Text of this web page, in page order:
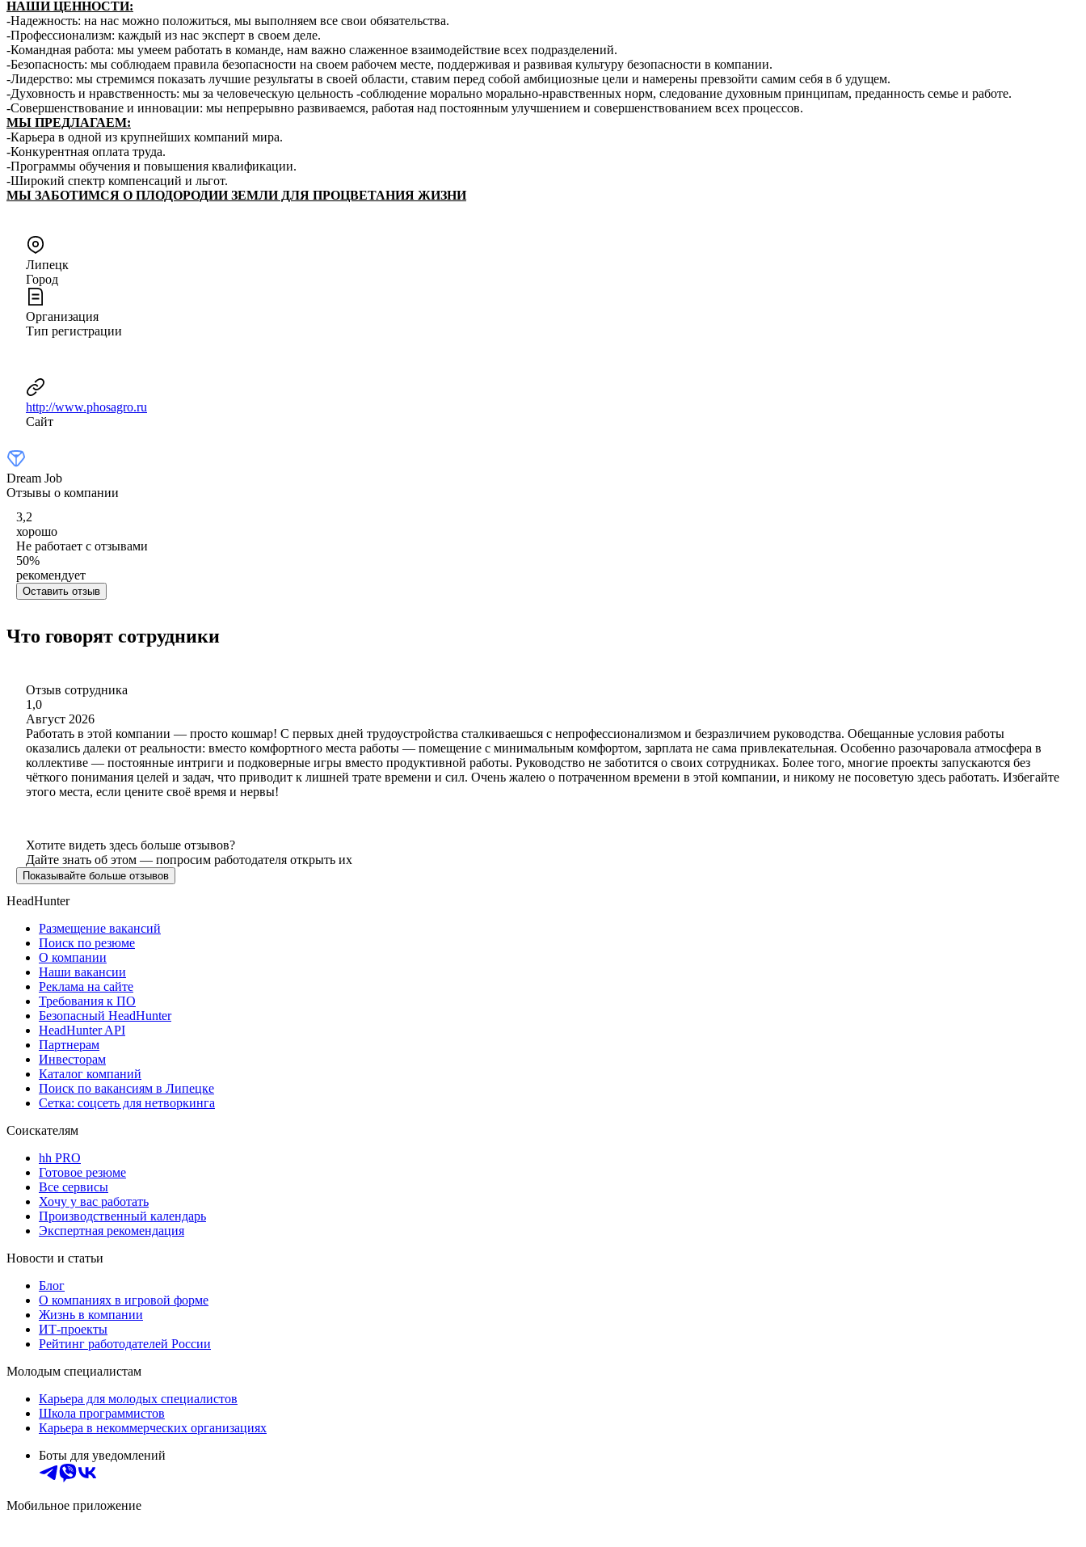
НАШИ ЦЕННОСТИ:
-Надежность: на нас можно положиться, мы выполняем все свои обязательства.
-Профессионализм: каждый из нас эксперт в своем деле.
-Командная работа: мы умеем работать в команде, нам важно слаженное взаимодействие всех подразделений.
-Безопасность: мы соблюдаем правила безопасности на своем рабочем месте, поддерживая и развивая культуру безопасности в компании.
-Лидерство: мы стремимся показать лучшие результаты в своей области, ставим перед собой амбициозные цели и намерены превзойти самим себя в б удущем.
-Духовность и нравственность: мы за человеческую цельность -соблюдение морально морально-нравственных норм, следование духовным принципам, преданность семье и работе.
-Совершенствование и инновации: мы непрерывно развиваемся, работая над постоянным улучшением и совершенствованием всех процессов.
МЫ ПРЕДЛАГАЕМ:
-Карьера в одной из крупнейших компаний мира.
-Конкурентная оплата труда.
-Программы обучения и повышения квалификации.
-Широкий спектр компенсаций и льгот.
МЫ ЗАБОТИМСЯ О ПЛОДОРОДИИ ЗЕМЛИ ДЛЯ ПРОЦВЕТАНИЯ ЖИЗНИ
Липецк
Город
Организация
Тип регистрации
http://www.phosagro.ru
Сайт
Dream Job
Отзывы о компании
3,2
хорошо
Не работает с отзывами
50%
рекомендует
Оставить отзыв
Что говорят сотрудники
Отзыв сотрудника
1,0
Август 2026
Работать в этой компании — просто кошмар! С первых дней трудоустройства сталкиваешься с непрофессионализмом и безразличием руководства. Обещанные условия работы
оказались далеки от реальности: вместо комфортного места работы — помещение с минимальным комфортом, зарплата не сама привлекательная. Особенно разочаровала атмосфера в
коллективе — постоянные интриги и подковерные игры вместо продуктивной работы. Руководство не заботится о своих сотрудниках. Более того, многие проекты запускаются без
чёткого понимания целей и задач, что приводит к лишней трате времени и сил. Очень жалею о потраченном времени в этой компании, и никому не посоветую здесь работать. Избегайте
этого места, если цените своё время и нервы!
Хотите видеть здесь больше отзывов?
Дайте знать об этом — попросим работодателя открыть их
Показывайте больше отзывов
HeadHunter
Размещение вакансий
Поиск по резюме
О компании
Наши вакансии
Реклама на сайте
Требования к ПО
Безопасный HeadHunter
HeadHunter API
Партнерам
Инвесторам
Каталог компаний
Поиск по вакансиям в Липецке
Сетка: соцсеть для нетворкинга
Соискателям
hh PRO
Готовое резюме
Все сервисы
Хочу у вас работать
Производственный календарь
Экспертная рекомендация
Новости и статьи
Блог
О компаниях в игровой форме
Жизнь в компании
ИТ-проекты
Рейтинг работодателей России
Молодым специалистам
Карьера для молодых специалистов
Школа программистов
Карьера в некоммерческих организациях
Боты для уведомлений
Мобильное приложение